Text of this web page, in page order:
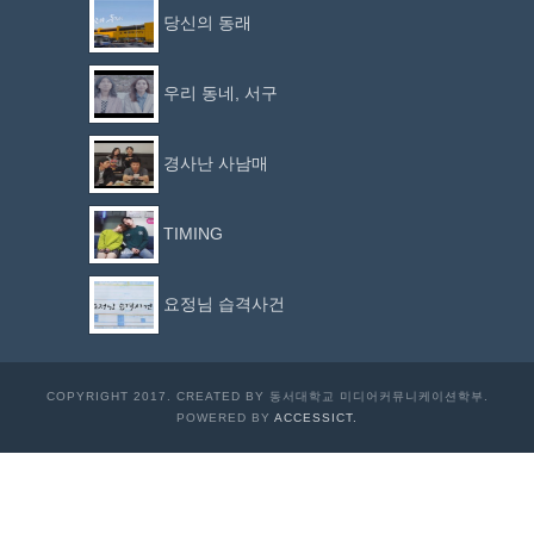
당신의 동래
우리 동네, 서구
경사난 사남매
TIMING
요정님 습격사건
COPYRIGHT 2017. CREATED BY 동서대학교 미디어커뮤니케이션학부.
POWERED BY ACCESSICT.